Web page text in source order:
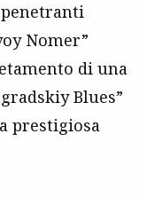
penetranti
Nomer”
di una
Blues”
prestigiosa